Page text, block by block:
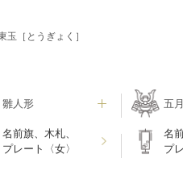
［とうぎょく］
雛人形 五
名前旗、木札、
プレート〈女〉
名
プ